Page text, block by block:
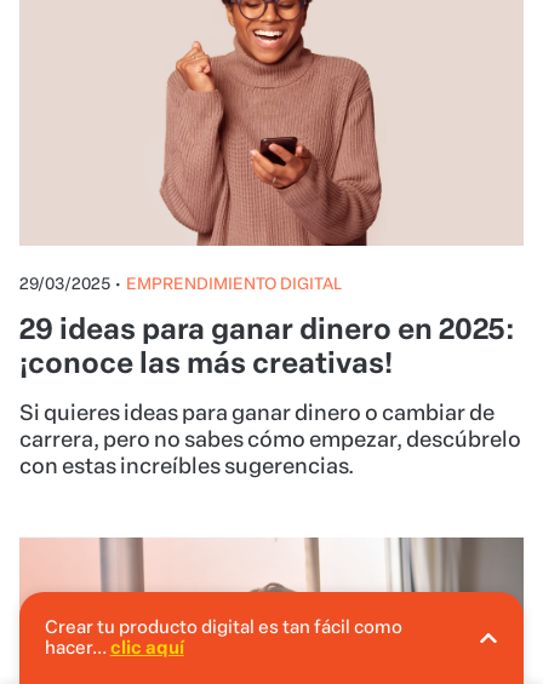
29/03/2025 • EMPRENDIMIENTO DIGITAL
29 ideas para ganar dinero en 2025:
¡conoce las más creativas!
Si quieres ideas para ganar dinero o cambiar de
carrera, pero no sabes cómo empezar, descúbrelo
con estas increíbles sugerencias.
En Hotmart puedes crear tu producto digital
Crear tu producto digital es tan fácil como
hacer... clic aquí